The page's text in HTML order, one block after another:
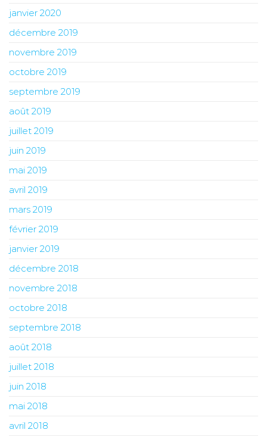
janvier 2020
décembre 2019
novembre 2019
octobre 2019
septembre 2019
août 2019
juillet 2019
juin 2019
mai 2019
avril 2019
mars 2019
février 2019
janvier 2019
décembre 2018
novembre 2018
octobre 2018
septembre 2018
août 2018
juillet 2018
juin 2018
mai 2018
avril 2018